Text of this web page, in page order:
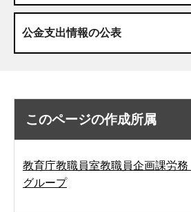
公金支出情報の公表
このページの作成所属
教育庁教職員室教職員企画課労
グループ